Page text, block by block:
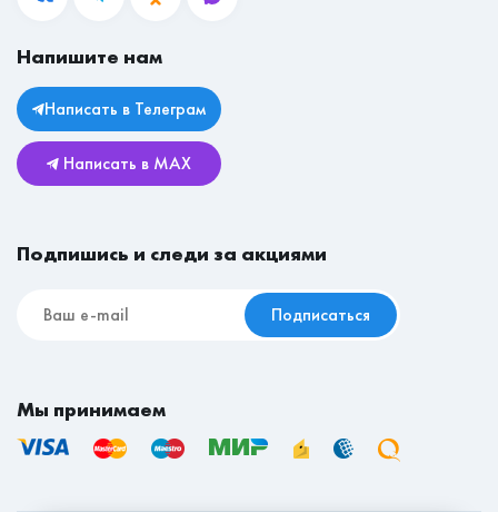
Подпишись и следи за акциями
Подписаться
Мы принимаем
Напишите нам
Написать в Телеграм
Написать в MAX
Комоды
Детские
Реставрационные материалы
Личный кабинет
Юридическая информация
Возврат и обмен
Магазины